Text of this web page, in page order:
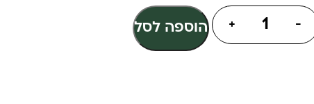
-
+ הוספה לסל